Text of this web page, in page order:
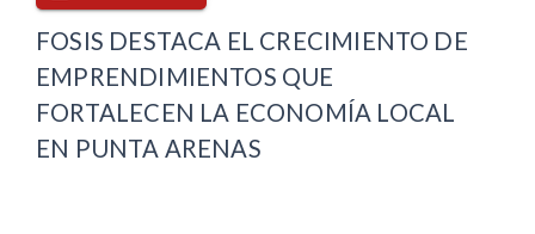
FOSIS DESTACA EL CRECIMIENTO DE
EMPRENDIMIENTOS QUE
FORTALECEN LA ECONOMÍA LOCAL
EN PUNTA ARENAS